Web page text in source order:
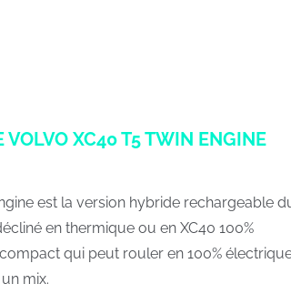
VOLVO XC40 T5 TWIN ENGINE
est la version hybride rechargeable
en thermique ou en XC40 100%
qui peut rouler en 100%
mix.